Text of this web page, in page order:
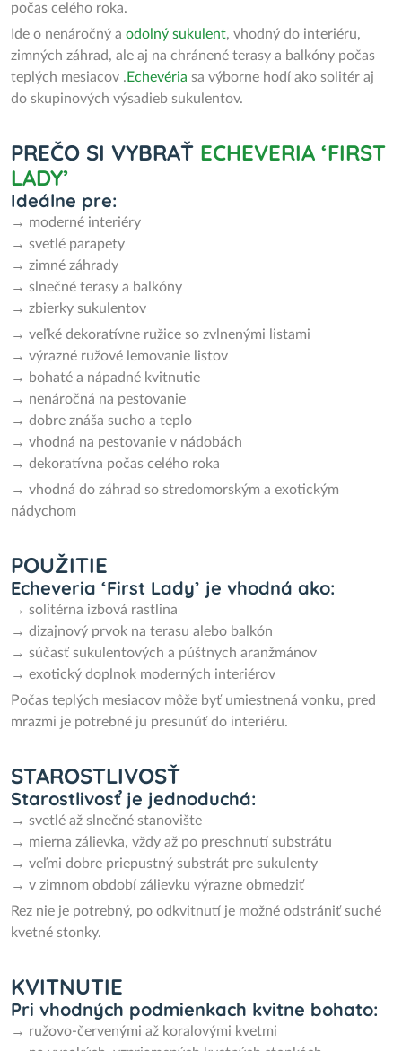
počas celého roka.
Ide o nenáročný a odolný sukulent, vhodný do interiéru,
zimných záhrad, ale aj na chránené terasy a balkóny počas
teplých mesiacov . Echevéria sa výborne hodí ako solitér aj
do skupinových výsadieb sukulentov.
PREČO SI VYBRAŤ ECHEVERIA ‘FIRST
LADY’
Ideálne pre:
→ moderné interiéry
→ svetlé parapety
→ zimné záhrady
→ slnečné terasy a balkóny
→ zbierky sukulentov
→ veľké dekoratívne ružice so zvlnenými listami
→ výrazné ružové lemovanie listov
→ bohaté a nápadné kvitnutie
→ nenáročná na pestovanie
→ dobre znáša sucho a teplo
→ vhodná na pestovanie v nádobách
→ dekoratívna počas celého roka
→ vhodná do záhrad so stredomorským a exotickým
nádychom
POUŽITIE
Echeveria ‘First Lady’ je vhodná ako:
→ solitérna izbová rastlina
→ dizajnový prvok na terasu alebo balkón
→ súčasť sukulentových a púštnych aranžmánov
→ exotický doplnok moderných interiérov
Počas teplých mesiacov môže byť umiestnená vonku, pred
mrazmi je potrebné ju presunúť do interiéru.
STAROSTLIVOSŤ
Starostlivosť je jednoduchá:
→ svetlé až slnečné stanovište
→ mierna zálievka, vždy až po preschnutí substrátu
→ veľmi dobre priepustný substrát pre sukulenty
→ v zimnom období zálievku výrazne obmedziť
Rez nie je potrebný, po odkvitnutí je možné odstrániť suché
kvetné stonky.
KVITNUTIE
Pri vhodných podmienkach kvitne bohato:
→ ružovo-červenými až koralovými kvetmi